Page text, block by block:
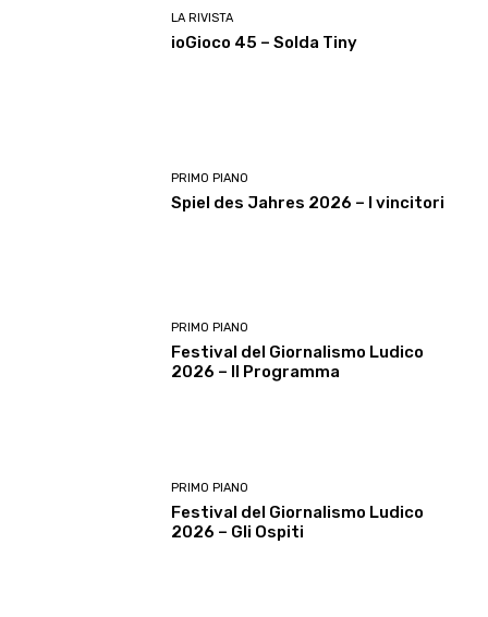
LA RIVISTA
ioGioco 45 – Solda Tiny
PRIMO PIANO
Spiel des Jahres 2026 – I vincitori
PRIMO PIANO
Festival del Giornalismo Ludico
2026 – Il Programma
PRIMO PIANO
Festival del Giornalismo Ludico
2026 – Gli Ospiti